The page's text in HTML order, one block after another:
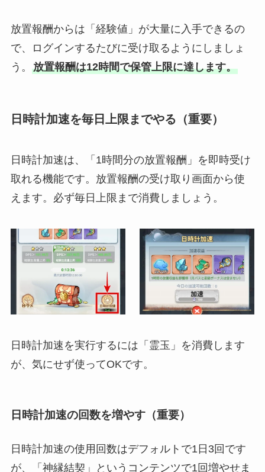
放置報酬からは「経験値」が大量に入手できるの
で、ログインするたびに受け取るようにしましょ
う。 放置報酬は12時間で保管上限に達します。
日時計加速を毎日上限までやる（重要）
日時計加速は、「1時間分の放置報酬」を即時受け
取れる機能です。放置報酬の受け取り画面から使
えます。必ず毎日上限まで消費しましょう。
日時計加速を実行するには「霊玉」を消費します
が、気にせず使ってOKです。
日時計加速の回数を増やす（重要）
日時計加速の使用回数はデフォルトで1日3回です
が、「神縁結契」というコンテンツで1回増やせま